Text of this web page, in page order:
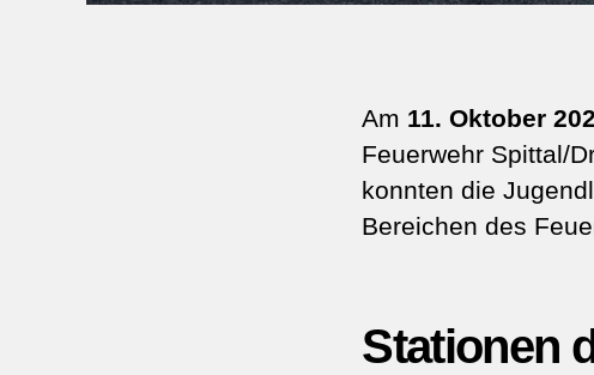
Am 11. Oktober
Feuerwehr Spittal/
konnten die
Bereichen des
Stationen